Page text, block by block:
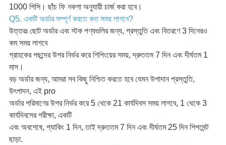
1000 পিসি। ছাঁচ ফি নকশা অনুযায়ী চার্জ করা হবে।
Q5. একটি অর্ডার সম্পূর্ণ করতে কত সময় লাগবে?
উত্তরঃ ছোট অর্ডার এবং স্টক পণ্যগুলির জন্য, প্রস্তুতি এবং বিতরণে 3 দিনেরও
কম সময় লাগবে
গ্রাহকের পছন্দের উপর নির্ভর করে শিপিংয়ের সময়, দ্রুততম 7 দিন এবং দীর্ঘতম 1
মাস।
বড় অর্ডার জন্য, আমরা সব কিছু নিশ্চিত করতে হবে যেমন উপাদান প্রস্তুতি,
উৎপাদন, এই pro
অর্ডার পরিমাণের উপর নির্ভর করে 5 থেকে 21 কার্যদিবস সময় লাগবে, 1 থেকে 3
কার্যদিবসের পরীক্ষা, একটি
এবং অবশেষে, প্যাকিং 1 দিন, তাই দ্রুততম 7 দিন এবং দীর্ঘতম 25 দিন শিপমেন্ট
ছাড়া.